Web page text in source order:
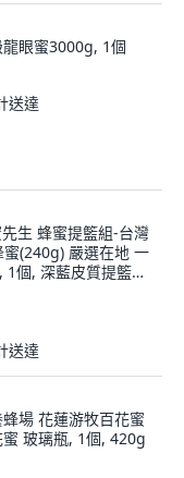
眼蜜3000g, 1個
送達
生 蜂蜜提籃組-台灣
(240g) 嚴選在地 一
1個, 深藍皮質提籃
匙,紅柴蜂蜜
送達
場 花蓮游牧百花蜜
玻璃瓶, 1個, 420g